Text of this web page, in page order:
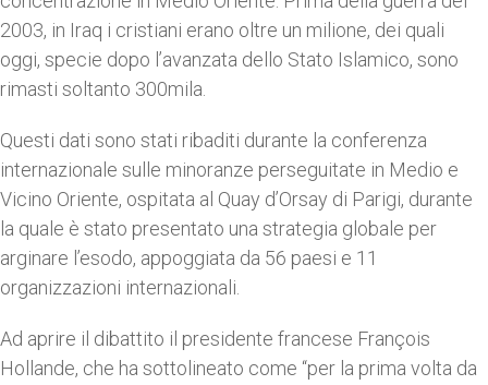
2003, in Iraq i cristiani erano oltre un milione, dei quali
oggi, specie dopo l’avanzata dello Stato Islamico, sono
rimasti soltanto 300mila.
Questi dati sono stati ribaditi durante la conferenza
internazionale sulle minoranze perseguitate in Medio e
Vicino Oriente, ospitata al Quay d’Orsay di Parigi, durante
la quale è stato presentato una strategia globale per
arginare l’esodo, appoggiata da 56 paesi e 11
organizzazioni internazionali.
Ad aprire il dibattito il presidente francese François
Hollande, che ha sottolineato come “per la prima volta da